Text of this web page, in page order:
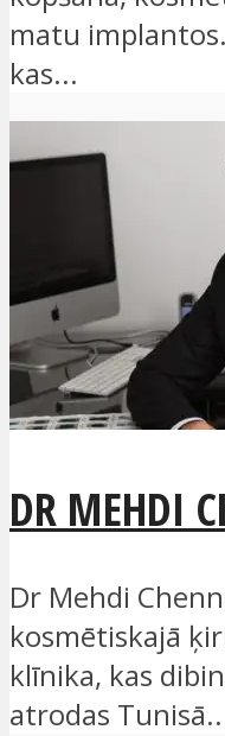
matu
kas...
DR MEHDI
Dr Mehdi
kosmētiskajā
klīnika, kas
atrodas